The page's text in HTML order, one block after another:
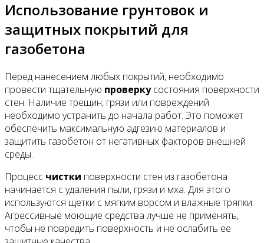
Использование грунтовок и
защитных покрытий для
газобетона
Перед нанесением любых покрытий, необходимо
провести тщательную проверкусостояния поверхности
стен. Наличие трещин, грязи или повреждений
необходимо устранить до начала работ. Это поможет
обеспечить максимальную адгезию материалов и
защитить газобетон от негативных факторов внешней
среды.
Процесс чистки поверхности стен из газобетона
начинается с удаления пыли, грязи и мха. Для этого
используются щетки с мягким ворсом и влажные тряпки.
Агрессивные моющие средства лучше не применять,
чтобы не повредить поверхность и не ослабить ее